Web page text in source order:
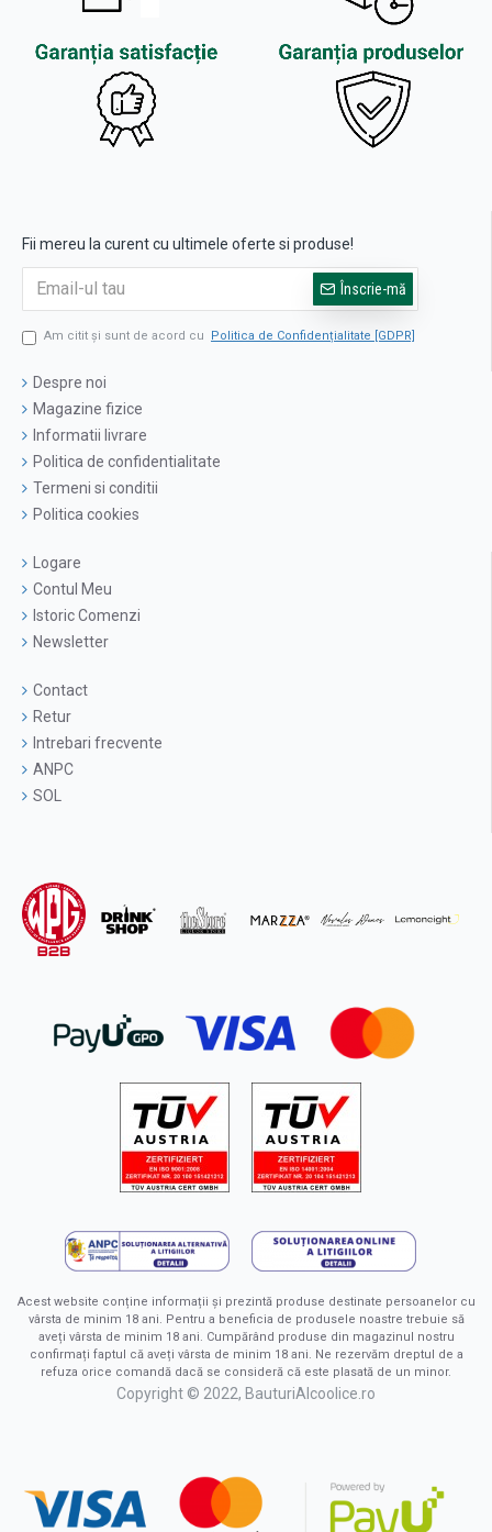
Fii mereu la curent cu ultimele oferte si produse!
Înscrie-mă
Am citit şi sunt de acord cu Politica de Confidențialitate [GDPR]
Despre noi
Magazine fizice
Informatii livrare
Politica de confidentialitate
Termeni si conditii
Politica cookies
Logare
Contul Meu
Istoric Comenzi
Newsletter
Contact
Retur
Intrebari frecvente
ANPC
SOL
Acest website conține informații și prezintă produse destinate persoanelor cu
vârsta de minim 18 ani. Pentru a beneficia de produsele noastre trebuie să
aveți vârsta de minim 18 ani. Cumpărând produse din magazinul nostru
confirmați faptul că aveți vârsta de minim 18 ani. Ne rezervăm dreptul de a
refuza orice comandă dacă se consideră că este plasată de un minor.
Copyright © 2022, BauturiAlcoolice.ro